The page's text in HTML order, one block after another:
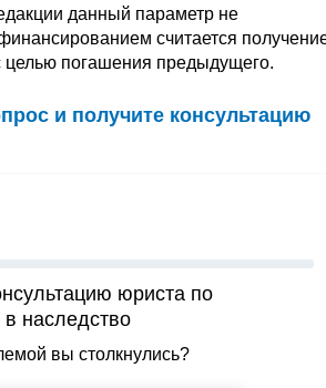
данный параметр не
считается
целью погашения предыдущего.
и получите консультацию